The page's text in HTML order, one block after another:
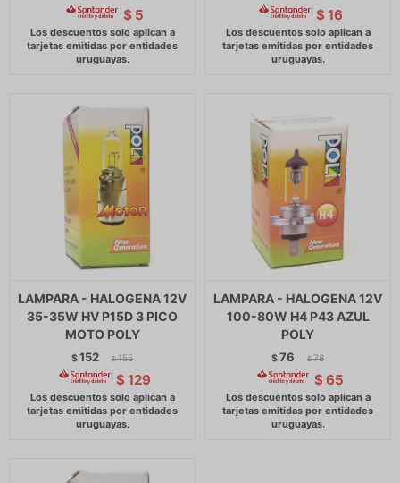
$ 5 $ 16
LAMPARA - HALOGENA 12V
35-35W HV P15D 3 PICO
MOTO POLY
$152 $ 155
$ 129
LAMPARA - HALOGENA 12V
100-80W H4 P43 AZUL
POLY
$76 $ 78
$ 65